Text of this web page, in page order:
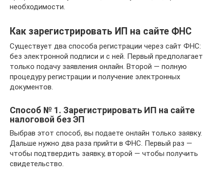
необходимости.
Как зарегистрировать ИП на сайте ФНС
Существует два способа регистрации через сайт ФНС:
без электронной подписи и с ней. Первый предполагает
только подачу заявления онлайн. Второй — полную
процедуру регистрации и получение электронных
документов.
Способ № 1. Зарегистрировать ИП на сайте
налоговой без ЭП
Выбрав этот способ, вы подаете онлайн только заявку.
Дальше нужно два раза прийти в ФНС. Первый раз —
чтобы подтвердить заявку, второй — чтобы получить
свидетельство.